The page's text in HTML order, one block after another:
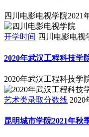
四川电影电视学院2021
开学时间 四川电影电视
2020年武汉工程科技学
2020年武汉工程科技学
艺术类录取分数线
昆明城市学院2021年秋